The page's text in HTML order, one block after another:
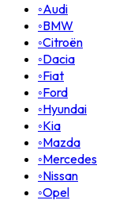
◦Audi
◦BMW
◦Citroën
◦Dacia
◦Fiat
◦Ford
◦Hyundai
◦Kia
◦Mazda
◦Mercedes
◦Nissan
◦Opel